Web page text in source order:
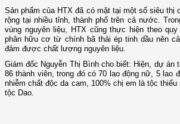
Sản phẩm của HTX đã có mặt tại một số siêu thị
rộng tại nhiều tỉnh, thành phố trên cả nước.
vùng nguyên liệu, HTX cũng thực hiện theo
phân hữu cơ từ chính bã thải ép tinh dầu nên
đảm được chất lượng nguyên liệu.
Giám đốc Nguyễn Thị Bình cho biết: Hiện, dự án
86 thành viên, trong đó có 70 lao động nữ, 5 lao
nhiễm chất độc da cam, 100% chị em là tộc
tộc Dao.